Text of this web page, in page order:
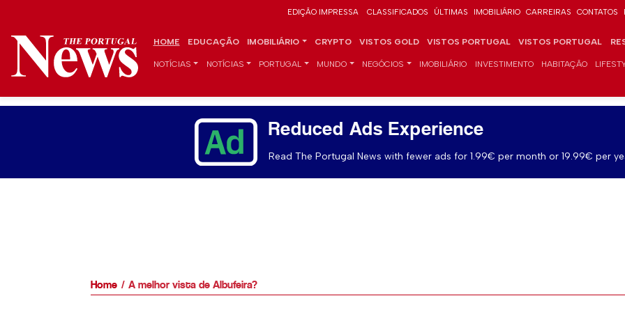
EDIÇÃO IMPRESSA CLASSIFICADOS ÚLTIMAS IMOBILIÁRIO CARREIRAS CONTATOS
HOME EDUCAÇÃO IMOBILIÁRIO CRYPTO VISTOS GOLD VISTOS PORTUGAL VISTOS PORTUGAL
NOTÍCIAS NOTÍCIAS PORTUGAL MUNDO NEGÓCIOS IMOBILIÁRIO INVESTIMENTO HABITAÇÃO
Reduced Ads Experience
Read The Portugal News with fewer ads for 1.99€ per month or 19.99€ per
Home A melhor vista de Albufeira?